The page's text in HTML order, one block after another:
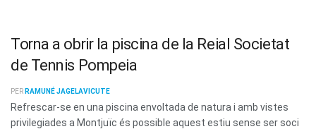
Torna a obrir la piscina de la Reial Societat
de Tennis Pompeia
PER RAMUNÉ JAGELAVICUTE
Refrescar-se en una piscina envoltada de natura i amb vistes
privilegiades a Montjuïc és possible aquest estiu sense ser soci